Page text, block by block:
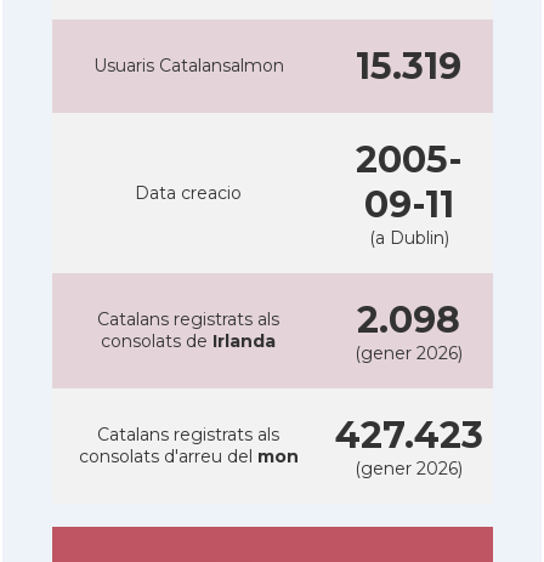
Usuaris Catalansalmon 15.319
Data creacio
2005-
09-11
(a Dublin)
Catalans registrats als
consolats de Irlanda 2.098
(gener 2026)
Catalans registrats als
consolats d'arreu del mon 427.423
(gener 2026)